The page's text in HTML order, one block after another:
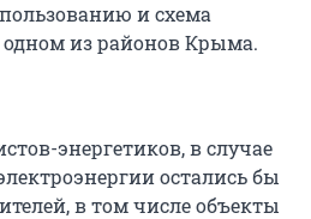
и схема
из районов Крыма.
энергетиков, в случае
остались бы
в том числе объекты